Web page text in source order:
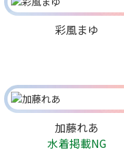
彩風まゆ
加藤れあ
水着掲載NG